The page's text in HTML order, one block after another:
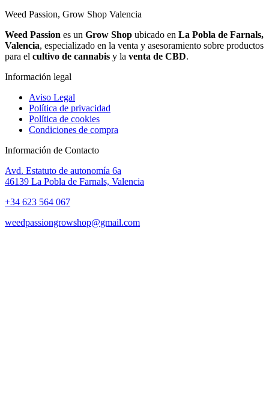
Weed Passion, Grow Shop Valencia
Weed Passion es un Grow Shop ubicado en La Pobla de Farnals,
Valencia, especializado en la venta y asesoramiento sobre productos
para el cultivo de cannabis y la venta de CBD.
Información legal
Aviso Legal
Política de privacidad
Política de cookies
Condiciones de compra
Información de Contacto
Avd. Estatuto de autonomía 6a
46139 La Pobla de Farnals, Valencia
+34 623 564 067
weedpassiongrowshop@gmail.com